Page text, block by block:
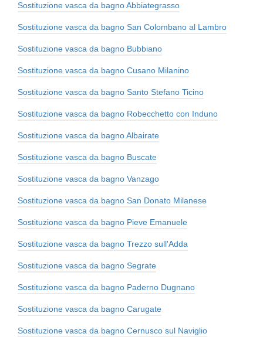
Sostituzione vasca da bagno Abbiategrasso
Sostituzione vasca da bagno San Colombano al Lambro
Sostituzione vasca da bagno Bubbiano
Sostituzione vasca da bagno Cusano Milanino
Sostituzione vasca da bagno Santo Stefano Ticino
Sostituzione vasca da bagno Robecchetto con Induno
Sostituzione vasca da bagno Albairate
Sostituzione vasca da bagno Buscate
Sostituzione vasca da bagno Vanzago
Sostituzione vasca da bagno San Donato Milanese
Sostituzione vasca da bagno Pieve Emanuele
Sostituzione vasca da bagno Trezzo sull'Adda
Sostituzione vasca da bagno Segrate
Sostituzione vasca da bagno Paderno Dugnano
Sostituzione vasca da bagno Carugate
Sostituzione vasca da bagno Cernusco sul Naviglio